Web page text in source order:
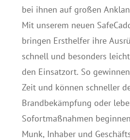
bei ihnen auf großen
Mit unserem neuen
bringen Ersthelfer ihre
schnell und besonders
den Einsatzort. So
Zeit und können schneller
Brandbekämpfung oder
Sofortmaßnahmen
Munk, Inhaber und